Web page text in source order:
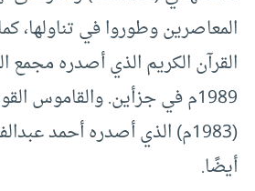
المعاصرين وطوروا في تناولها،
القرآن الكريم الذي أصدره مجمع
1989م في جزأين. والقاموس
(1983م) الذي أصدره أحمد
أيضًا.